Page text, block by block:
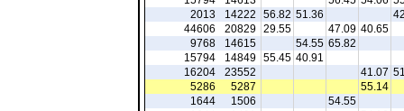
51.36
56.82
14222
2013
40.65
47.09
29.55
20829
44606
65.82
54.55
14615
9768
40.91
55.45
14849
15794
41.07
23552
16204
55.14
5287
5286
54.55
1506
1644